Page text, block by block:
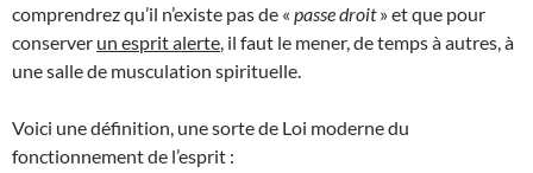
comprendrez qu’il n’existe pas de « passe droit» et que pour
conserver un esprit alerte , il faut le mener, de temps à autres, à
une salle de musculation spirituelle.
Voici une définition, une sorte de Loi moderne du
fonctionnement de l’esprit :